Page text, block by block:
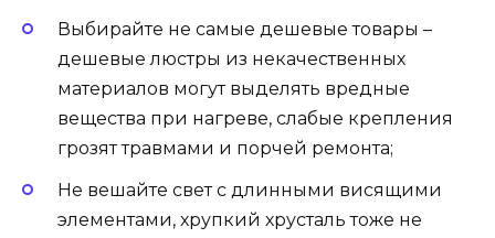
Выбирайте не самые дешевые товары –
дешевые люстры из некачественных
материалов могут выделять вредные
вещества при нагреве, слабые крепления
грозят травмами и порчей ремонта;
Не вешайте свет с длинными висящими
элементами, хрупкий хрусталь тоже не